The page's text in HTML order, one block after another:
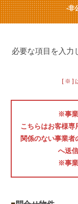
-非
必要な項目を入力
[ ※ ]
※事業
こちらはお客様専
関係のない事業
へ送
※事業